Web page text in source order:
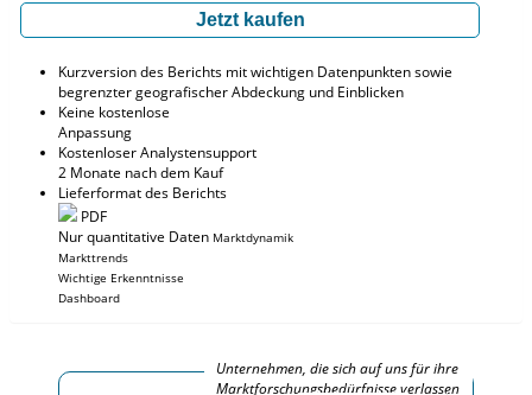
Jetzt kaufen
Kurzversion des Berichts mit wichtigen Datenpunkten sowie
begrenzter geografischer Abdeckung und Einblicken
Keine kostenlose
Anpassung
Kostenloser Analystensupport
2 Monate nach dem Kauf
Lieferformat des Berichts
PDF
Nur quantitative Daten Marktdynamik
Markttrends
Wichtige Erkenntnisse
Dashboard
Unternehmen, die sich auf uns für ihre
Marktforschungsbedürfnisse verlassen